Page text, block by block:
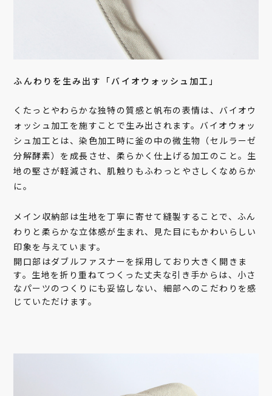
ふんわりを生み出す「バイオウォッシュ加工」
くたっとやわらかな独特の質感と帆布の表情は、バイオウ
ォッシュ加工を施すことで生み出されます。バイオウォッ
シュ加工とは、染色加工時に釜の中の微生物（セルラーゼ
分解酵素）を成長させ、柔らかく仕上げる加工のこと。生
地の堅さが軽減され、肌触りもふわっとやさしくなめらか
に。
メイン収納部は生地を丁寧に寄せて縫製することで、ふん
わりと柔らかな立体感が生まれ、見た目にもかわいらしい
印象を与えています。
開口部はダブルファスナーを採用しており大きく開きま
す。生地を折り重ねてつくった丈夫な引き手からは、小さ
なパーツのつくりにも妥協しない、細部へのこだわりを感
じていただけます。